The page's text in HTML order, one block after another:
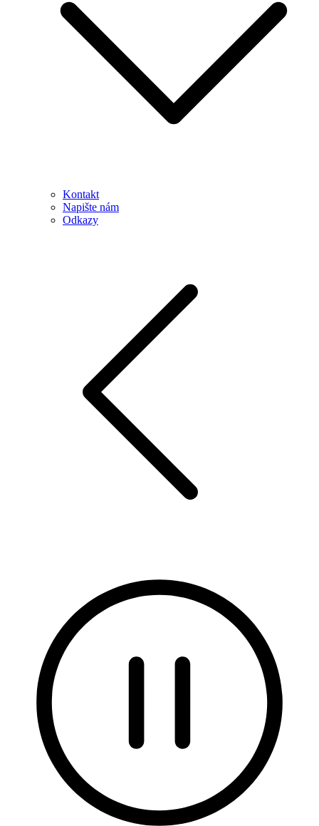
Kontakt
Napište nám
Odkazy